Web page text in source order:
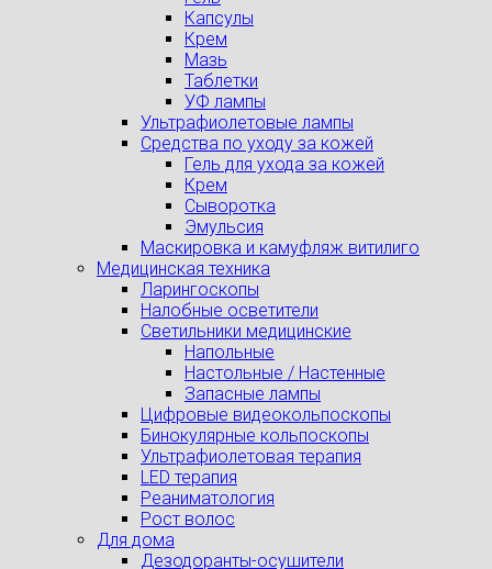
Капсулы
Крем
Мазь
Таблетки
УФ лампы
Ультрафиолетовые лампы
Средства по уходу за кожей
Гель для ухода за кожей
Крем
Сыворотка
Эмульсия
Маскировка и камуфляж витилиго
Медицинская техника
Ларингоскопы
Налобные осветители
Светильники медицинские
Напольные
Настольные / Настенные
Запасные лампы
Цифровые видеокольпоскопы
Бинокулярные кольпоскопы
Ультрафиолетовая терапия
LED терапия
Реаниматология
Рост волос
Для дома
Дезодоранты-осушители